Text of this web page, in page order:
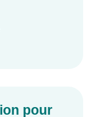
pour